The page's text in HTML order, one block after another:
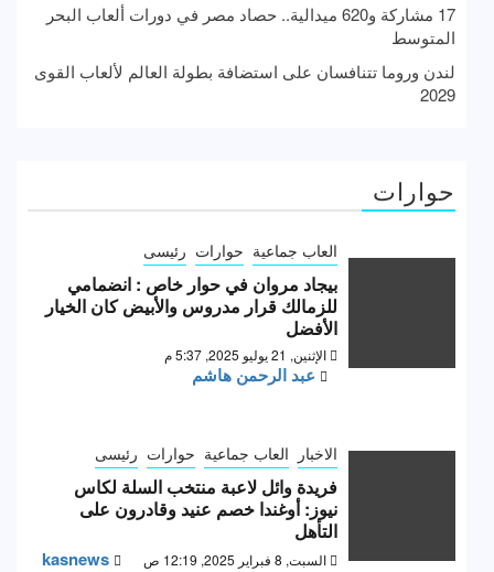
17 مشاركة و620 ميدالية.. حصاد مصر في دورات ألعاب البحر
المتوسط
لندن وروما تتنافسان على استضافة بطولة العالم لألعاب القوى
2029
حوارات
العاب جماعية حوارات رئيسى
بيجاد مروان في حوار خاص : انضمامي
للزمالك قرار مدروس والأبيض كان الخيار
الأفضل
الإثنين, 21 يوليو 2025, 5:37 م
عبد الرحمن هاشم
الاخبار العاب جماعية حوارات رئيسى
فريدة وائل لاعبة منتخب السلة لكاس
نيوز: أوغندا خصم عنيد وقادرون على
التأهل
السبت, 8 فبراير 2025, 12:19 ص kasnews